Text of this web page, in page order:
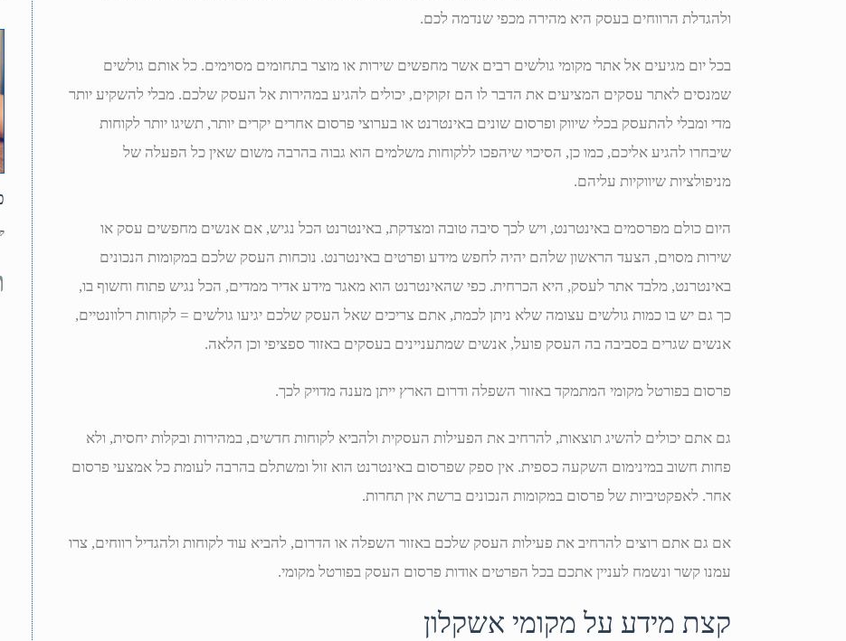
ולהגדלת הרווחים בעסק היא מהירה מכפי שנדמה לכם.
בכל יום מגיעים אל אתר מקומי גולשים רבים אשר מחפשים שירות או מוצר בתחומים מסוימים. כל אותם גולשים
שמנסים לאתר עסקים המציעים את הדבר לו הם זקוקים, יכולים להגיע במהירות אל העסק שלכם. מבלי להשקיע יותר
מדי ומבלי להתעסק בכלי שיווק ופרסום שונים באינטרנט או בערוצי פרסום אחרים יקרים יותר, תשיגו יותר לקוחות
שיבחרו להגיע אליכם, כמו כן, הסיכוי שיהפכו ללקוחות משלמים הוא גבוה בהרבה משום שאין כל הפעלה של
מניפולציות שיווקיות עליהם.
היום כולם מפרסמים באינטרנט, ויש לכך סיבה טובה ומצדקת, באינטרנט הכל נגיש, אם אנשים מחפשים עסק או
שירות מסוים, הצעד הראשון שלהם יהיה לחפש מידע ופרטים באינטרנט. נוכחות העסק שלכם במקומות הנכונים
באינטרנט, מלבד אתר לעסק, היא הכרחית. כפי שהאינטרנט הוא מאגר מידע אדיר ממדים, הכל נגיש פתוח וחשוף בו,
כך גם יש בו כמות גולשים עצומה שלא ניתן לכמת, אתם צריכים שאל העסק שלכם יגיעו גולשים = לקוחות רלוונטיים,
אנשים שגרים בסביבה בה העסק פועל, אנשים שמתעניינים בעסקים באזור ספציפי וכן הלאה.
פרסום בפורטל מקומי המתמקד באזור השפלה ודרום הארץ ייתן מענה מדויק לכך.
גם אתם יכולים להשיג תוצאות, להרחיב את הפעילות העסקית ולהביא לקוחות חדשים, במהירות ובקלות יחסית, ולא
פחות חשוב במינימום השקעה כספית. אין ספק שפרסום באינטרנט הוא זול ומשתלם בהרבה לעומת כל אמצעי פרסום
אחר. לאפקטיביות של פרסום במקומות הנכונים ברשת אין תחרות.
אם גם אתם רוצים להרחיב את פעילות העסק שלכם באזור השפלה או הדרום, להביא עוד לקוחות ולהגדיל רווחים, צרו
עמנו קשר ונשמח לעניין אתכם בכל הפרטים אודות פרסום העסק בפורטל מקומי.
קצת מידע על מקומי אשקלון